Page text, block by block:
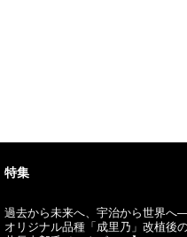
特集
過去から未来へ、宇治から世界へ
オリジナル品種「成里乃」改植後